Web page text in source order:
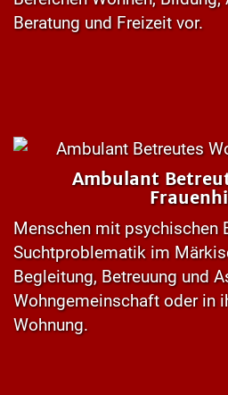
Beratung und Freizeit vor.
Ambulant
Menschen mit psychischen
Suchtproblematik im
Begleitung, Betreuung und
Wohngemeinschaft oder in
Wohnung.